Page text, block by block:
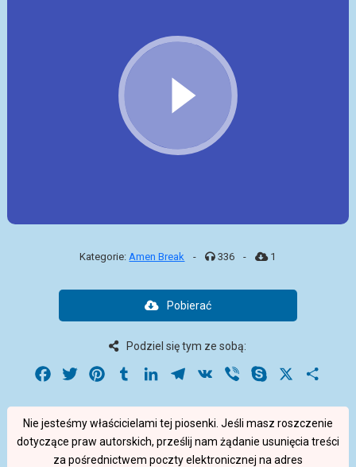
Kategorie:Amen Break - 336 - 1
Pobierać
Podziel się tym ze sobą:
Facebook
Twitter PinterestTumblrLinkedInTelegram
VK Viber Skype
Nie jesteśmy właścicielami tej piosenki. Jeśli masz roszczenie
dotyczące praw autorskich, prześlij nam żądanie usunięcia treści
za pośrednictwem poczty elektronicznej na adres